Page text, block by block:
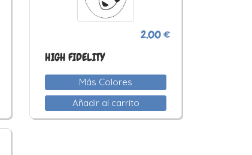
2,00 €
HIGH FIDELITY
Más Colores
Añadir al carrito